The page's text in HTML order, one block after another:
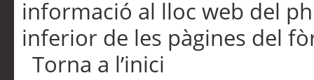
informació al lloc web del
inferior de les pàgines del
Torna a l’inici